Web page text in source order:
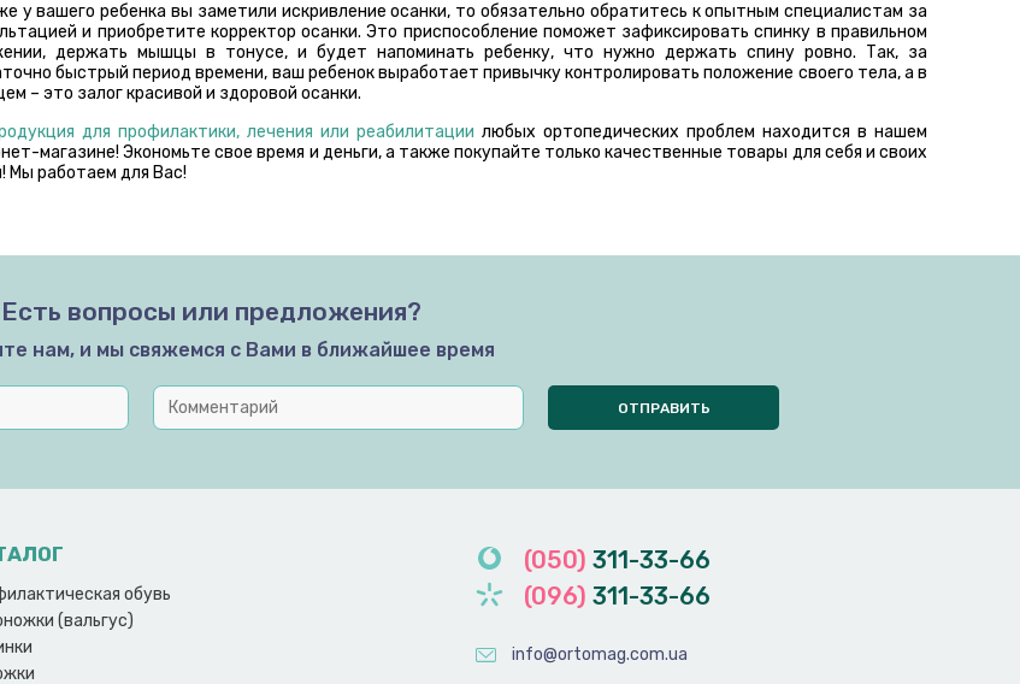
у вашего ребенка вы заметили искривление осанки, то обязательно обратитесь к опытным специалистам за
и приобретите корректор осанки. Это приспособление поможет зафиксировать спинку в правильном
держать мышцы в тонусе, и будет напоминать ребенку, что нужно держать спину ровно. Так, за
быстрый период времени, ваш ребенок выработает привычку контролировать положение своего тела, а в
– это залог красивой и здоровой осанки.
для профилактики, лечения или реабилитации любых ортопедических проблем находится в нашем
магазине! Экономьте свое время и деньги, а также покупайте только качественные товары для себя и своих
Мы работаем для Вас!
Есть вопросы или предложения?
нам, и мы свяжемся с Вами в ближайшее время
обувь
(вальгус)
(050) 311-33-66
(096) 311-33-66
info@ortomag.com.ua